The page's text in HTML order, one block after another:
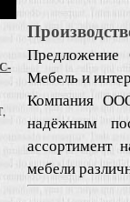
Предложение
Мебель и
Компания
надёжным
ассортимент
мебели